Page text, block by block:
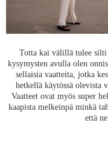
Totta kai välillä tulee silti
kysymysten avulla olen
sellaisia vaatteita, jotka
hetkellä käytössä olevista
Vaatteet ovat myös super
kaapista melkeinpä minkä
että